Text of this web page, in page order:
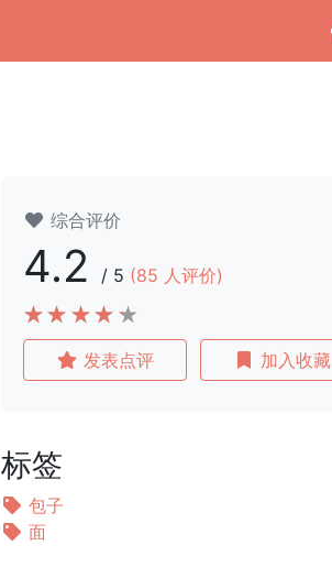
综合评价
4.2 / 5 (85 人评价)
发表点评 加入收藏
标签
包子
面